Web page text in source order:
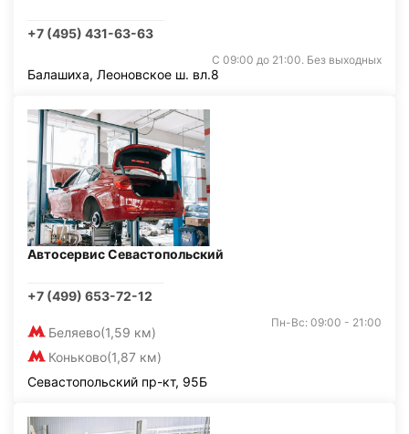
+7 (495) 431-63-63
С 09:00 до 21:00. Без выходных
Балашиха, Леоновское ш. вл.8
Автосервис Севастопольский
+7 (499) 653-72-12
Беляево(1,59 км)
Коньково(1,87 км)
Пн-Вс: 09:00 - 21:00
Севастопольский пр-кт, 95Б